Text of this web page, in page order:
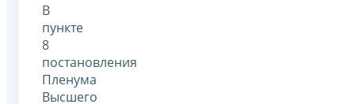
В
пункте
8
постановления
Пленума
Высшего